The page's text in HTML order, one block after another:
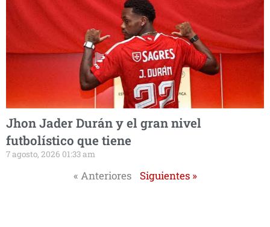
Jhon Jader Durán y el gran nivel
futbolístico que tiene
7 agosto, 2026 01:33 am
« Anteriores Siguientes »